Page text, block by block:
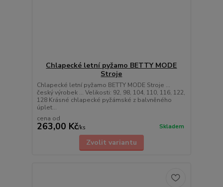
Chlapecké letní pyžamo BETTY MODE
Stroje
Chlapecké letní pyžamo BETTY MODE Stroje ...
český výrobek ... Velikosti: 92, 98, 104, 110, 116, 122,
128 Krásné chlapecké pyžámské z balvněného
úplet...
cena od
263,00 Kč/ks Skladem
Zvolit variantu